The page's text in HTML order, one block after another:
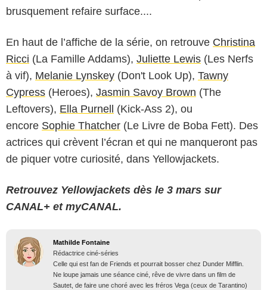
brusquement refaire surface....
En haut de l’affiche de la série, on retrouve Christina
Ricci (La Famille Addams), Juliette Lewis (Les Nerfs
à vif), Melanie Lynskey (Don't Look Up), Tawny
Cypress (Heroes), Jasmin Savoy Brown (The
Leftovers), Ella Purnell (Kick-Ass 2), ou
encore Sophie Thatcher (Le Livre de Boba Fett). Des
actrices qui crèvent l’écran et qui ne manqueront pas
de piquer votre curiosité, dans Yellowjackets.
Retrouvez Yellowjackets dès le 3 mars sur
CANAL+ et myCANAL.
Mathilde Fontaine
Rédactrice ciné-séries
Celle qui est fan de Friends et pourrait bosser chez Dunder Mifflin.
Ne loupe jamais une séance ciné, rêve de vivre dans un film de
Sautet, de faire une choré avec les fréros Vega (ceux de Tarantino)